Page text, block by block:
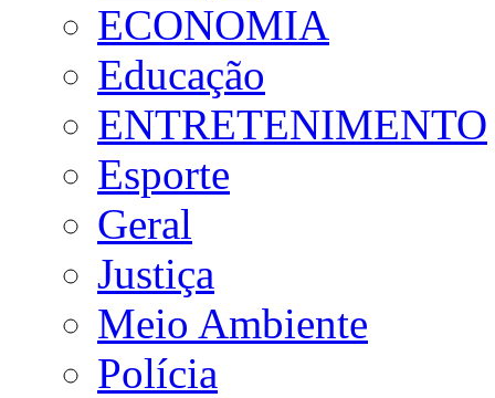
ECONOMIA
Educação
ENTRETENIMENTO
Esporte
Geral
Justiça
Meio Ambiente
Polícia